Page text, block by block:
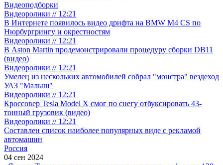
Видеоподборки
Видеоролики // 12:21
В Интернете появилось видео дрифта на BMW M4 CS по
Нюрбургрингу и окрестностям
Видеоролики // 12:21
В Aston Martin продемонстрировали процедуру сборки DB11
(видео)
Видеоролики // 12:21
Умелец из нескольких автомобилей собрал "монстра" вездеход
УАЗ "Малыш"
Видеоролики // 12:21
Кроссовер Tesla Model X смог по снегу отбуксировать 43-
тонный грузовик (видео)
Видеоролики // 12:21
Составлен список наиболее популярных виде с рекламой
автомашин
Россия
04 сен 2024